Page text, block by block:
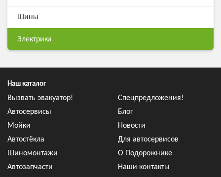
Шины
Электрика
Наш каталог
Вызвать эвакуатор!
Автосервисы
Мойки
Автостёкла
Шиномонтажи
Автозапчасти
Спецпредложения!
Блог
Новости
Для автосервисов
О Подорожнике
Наши контакты